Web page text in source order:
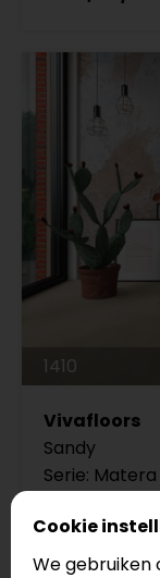
1410
Vivafloors
Sandy
Serie: Matera
Legmethode:
Vloertype:
Cookie
We gebruiken